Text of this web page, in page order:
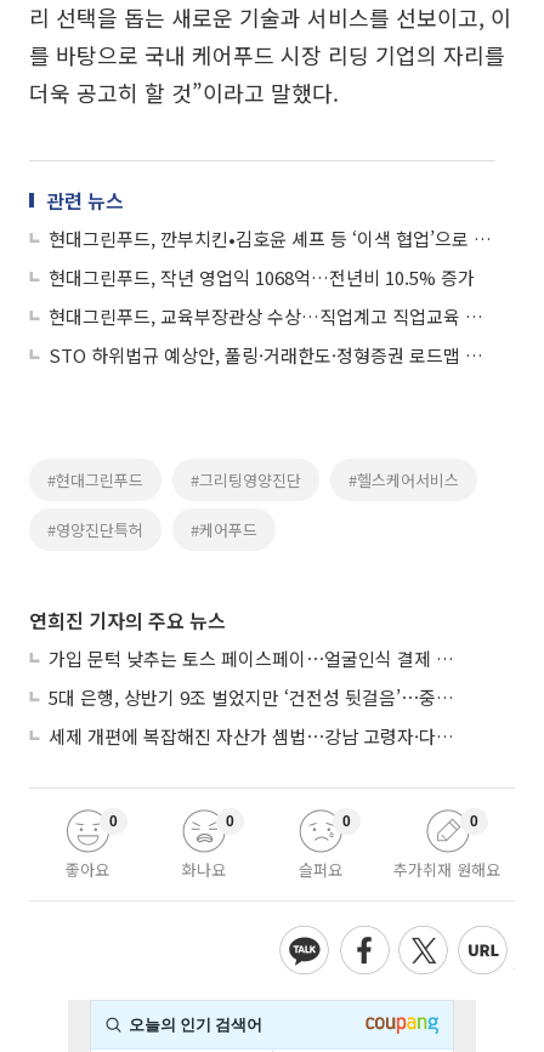
리 선택을 돕는 새로운 기술과 서비스를 선보이고, 이
를 바탕으로 국내 케어푸드 시장 리딩 기업의 자리를
더욱 공고히 할 것”이라고 말했다.
관련 뉴스
현대그린푸드, 깐부치킨•김호윤 셰프 등 ‘이색 협업’으로 구내식당 이용률↑
현대그린푸드, 작년 영업익 1068억…전년비 10.5% 증가
현대그린푸드, 교육부장관상 수상…직업계고 직업교육 발전에 기여해
STO 하위법규 예상안, 풀링·거래한도·정형증권 로드맵 제시
#현대그린푸드 #그리팅영양진단 #헬스케어서비스
#영양진단특허 #케어푸드
연희진 기자의 주요 뉴스
가입 문턱 낮추는 토스 페이스페이⋯얼굴인식 결제 확산 속도낸다
5대 은행, 상반기 9조 벌었지만 ‘건전성 뒷걸음’⋯중기대출 문턱 높아지나
세제 개편에 복잡해진 자산가 셈법⋯강남 고령자·다주택자 ‘자산재편 고심’
좋아요
0
화나요
0
슬퍼요
0
추가취재 원해요
0